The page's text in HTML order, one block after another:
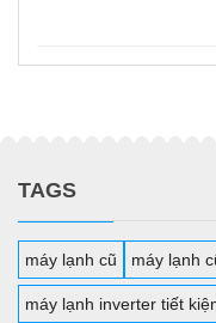
TAGS
máy lạnh cũ máy lạnh
máy lạnh inverter tiết